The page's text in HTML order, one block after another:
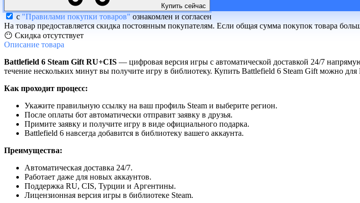
Купить сейчас
с "Правилами покупки товаров" ознакомлен и согласен
На товар предоставляется скидка постоянным покупателям. Если общая сумма покупок товара
😶 Скидка отсутствует
Описание товара
Battlefield 6 Steam Gift RU+CIS — цифровая версия игры с автоматической доставкой 24/7
течение нескольких минут вы получите игру в библиотеку. Купить Battlefield 6 Steam Gift можно
Как проходит процесс:
Укажите правильную ссылку на ваш профиль Steam и выберите регион.
После оплаты бот автоматически отправит заявку в друзья.
Примите заявку и получите игру в виде официального подарка.
Battlefield 6 навсегда добавится в библиотеку вашего аккаунта.
Преимущества:
Автоматическая доставка 24/7.
Работает даже для новых аккаунтов.
Поддержка RU, CIS, Турции и Аргентины.
Лицензионная версия игры в библиотеке Steam.